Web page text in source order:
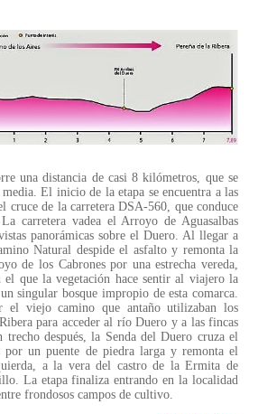
una distancia de casi 8 kilómetros, que se
El inicio de la etapa se encuentra a las
cruce de la carretera DSA-560, que conduce
carretera vadea el Arroyo de Aguasalbas
panorámicas sobre el Duero. Al llegar a
Natural despide el asfalto y remonta la
de los Cabrones por una estrecha vereda,
el que la vegetación hace sentir al viajero la
singular bosque impropio de esta comarca.
el viejo camino que antaño utilizaban los
para acceder al río Duero y a las fincas
trecho después, la Senda del Duero cruza el
por un puente de piedra larga y remonta el
a la vera del castro de la Ermita de
La etapa finaliza entrando en la localidad
frondosos campos de cultivo.